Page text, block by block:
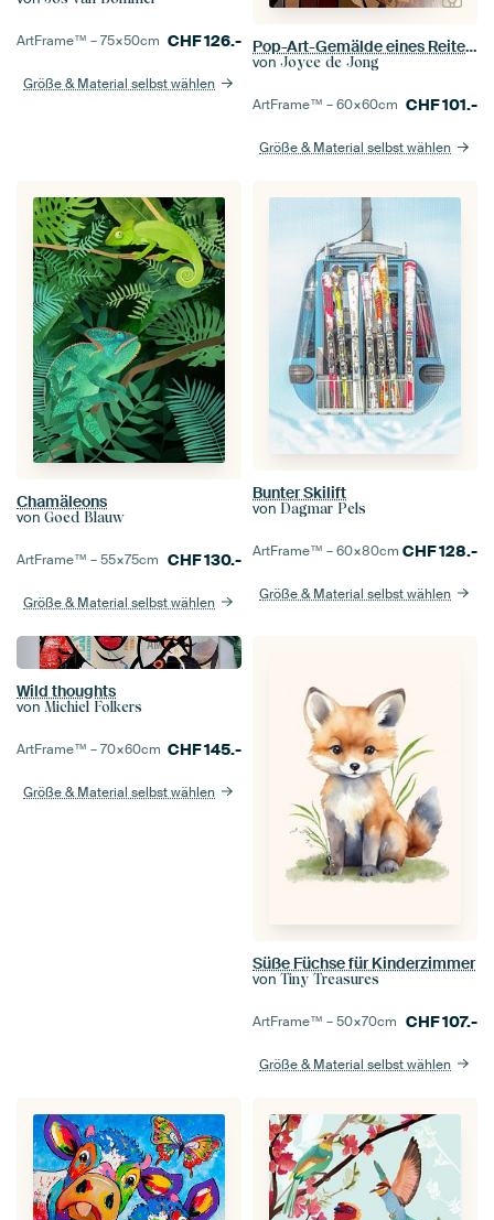
ArtFrame™ –75×50cm CHF126.-
Größe & Material selbst wählen
Pop-Art-Gemälde eines Reiters mit Pferd
von Joyce de Jong
ArtFrame™ –60×60cm CHF101.-
Größe & Material selbst wählen
Chamäleons
von Goed Blauw
ArtFrame™ –55×75cm CHF130.-
Größe & Material selbst wählen
Bunter Skilift
von Dagmar Pels
ArtFrame™ –60×80cm CHF128.-
Größe & Material selbst wählen
Wild thoughts
von Michiel Folkers
ArtFrame™ –70×60cm CHF145.-
Größe & Material selbst wählen
Süße Füchse für Kinderzimmer
von Tiny Treasures
ArtFrame™ –50×70cm CHF107.-
Größe & Material selbst wählen